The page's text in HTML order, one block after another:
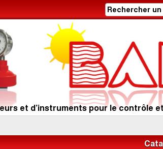
et d’instruments pour le contrôle